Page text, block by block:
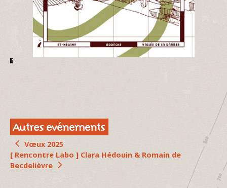
Autres evénements
Vœux 2025
[ Rencontre Labo ] Clara Hédouin & Romain de
Becdelièvre